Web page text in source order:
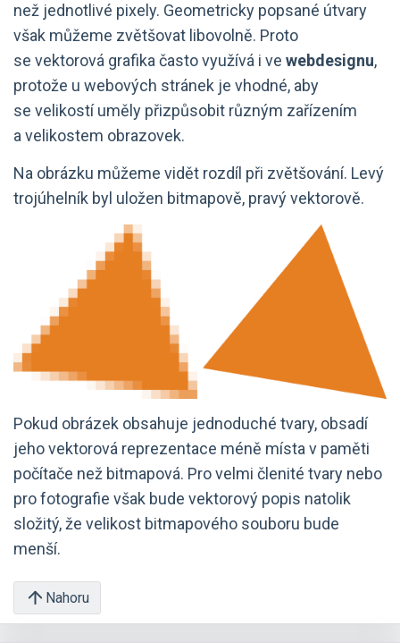
než jednotlivé pixely. Geometricky popsané útvary
však můžeme zvětšovat libovolně. Proto
se vektorová grafika často využívá i ve webdesignu,
protože u webových stránek je vhodné, aby
se velikostí uměly přizpůsobit různým zařízením
a velikostem obrazovek.
Na obrázku můžeme vidět rozdíl při zvětšování. Levý
trojúhelník byl uložen bitmapově, pravý vektorově.
Pokud obrázek obsahuje jednoduché tvary, obsadí
jeho vektorová reprezentace méně místa v paměti
počítače než bitmapová. Pro velmi členité tvary nebo
pro fotografie však bude vektorový popis natolik
složitý, že velikost bitmapového souboru bude
menší.
Nahoru